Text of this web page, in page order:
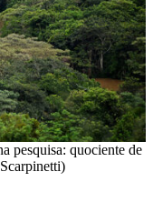
pesquisa: quociente de